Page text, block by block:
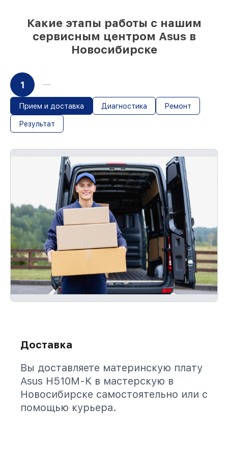
– для любого бюджета
85%работ за 1–2 часа, при немедленном
начале работ
Какие этапы работы с нашим
сервисным центром Asus в
Новосибирске
1
Прием и доставка Диагностика Ремонт
Результат
Доставка
Вы доставляете материнскую плату
Asus H510M-K в мастерскую в
Новосибирске самостоятельно или с
помощью курьера.